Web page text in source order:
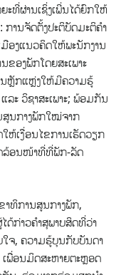
ທີ່ຜ່ານເຊິ່ງເພີ່ນໄດ້ຍົກໃຫ້
ານຈັດຕັ້ງປະຕິບັດມະຕິຄຳ
ມືອງແນວຄິດໃຫ້ພະນັກງານ
ງພັກໂດຍສະເພາະ
ນຫຼັກແຫຼ່ງໃຫ້ມີຄວາມຮູ້
ລະ ວິຊາສະເພາະ; ພ້ອມກັນ
ສູນກາງພັກໃໝ່ຈາກ
ຫ້ເງື່ອນໄຂການເຮັດວຽກ
ດລ້ອນໜ້າທີ່ທີ່ພັກ-ລັດ
ທິການສູນກາງພັກ,
ດ້ກ່າວຄຳສຸພາບສິດທີ່ວ່າ
ໃຈ, ຄວາມຮູ້ບຸນກັບບັນດາ
ເພື່ອນມິດສະຫາຍຕະຫຼອດ